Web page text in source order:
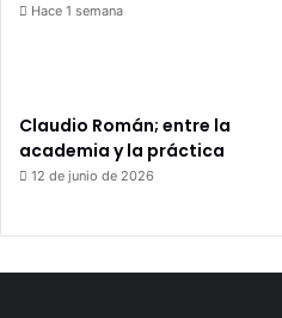
Hace 1 semana
Claudio Román; entre la
academia y la práctica
12 de junio de 2026